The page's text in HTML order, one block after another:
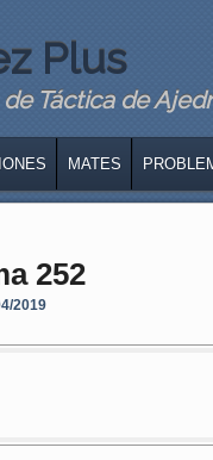
Plus
Táctica de
CONTENT
CONTENT
MATES
entradas
252
2019